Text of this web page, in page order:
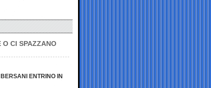
O CI SPAZZANO
ENTRINO IN